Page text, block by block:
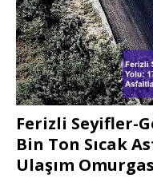
Ferizli Seyifler-
Bin Ton Sıcak
Ulaşım